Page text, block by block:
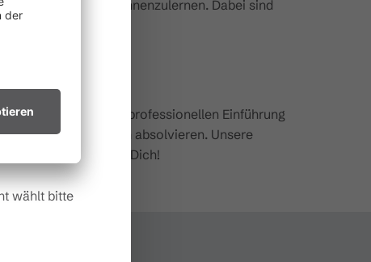
Anleitung kennenzulernen. Dabei sind
und einer professionellen Einführung
dem Übungsgrün absolvieren. Unsere
Wir freuen uns auf Dich!
trockenes
wählt bitte